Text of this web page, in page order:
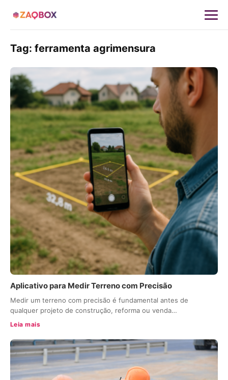
Tag: ferramenta agrimensura
Aplicativo para Medir Terreno com Precisão
Medir um terreno com precisão é fundamental antes de
qualquer projeto de construção, reforma ou venda…
Leia mais